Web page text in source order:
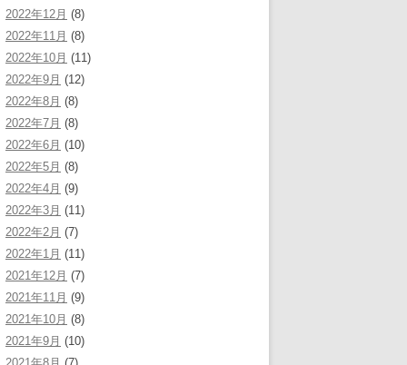
2022年12月 (8)
2022年11月 (8)
2022年10月 (11)
2022年9月 (12)
2022年8月 (8)
2022年7月 (8)
2022年6月 (10)
2022年5月 (8)
2022年4月 (9)
2022年3月 (11)
2022年2月 (7)
2022年1月 (11)
2021年12月 (7)
2021年11月 (9)
2021年10月 (8)
2021年9月 (10)